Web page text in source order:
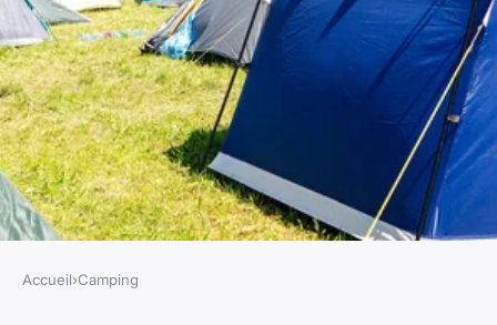
CAMPING
Accueil›Camping